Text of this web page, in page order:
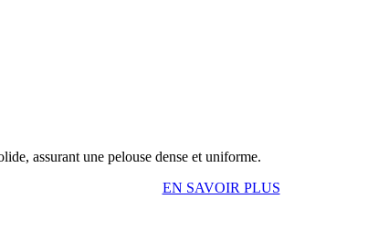
assurant une pelouse dense et uniforme.
EN SAVOIR PLUS